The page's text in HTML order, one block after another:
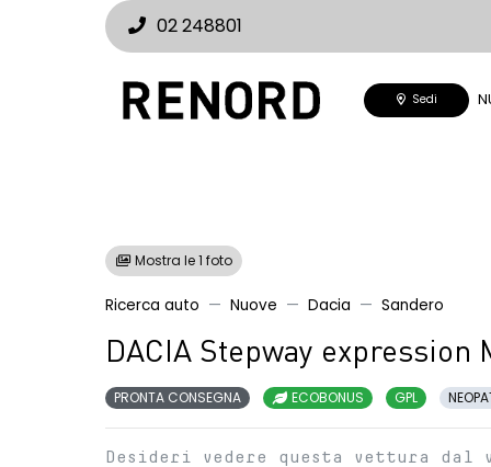
02 248801
Sedi
Mostra le 1 foto
Ricerca auto Nuove Dacia Sandero
DACIA Stepway expression
PRONTA CONSEGNA ECOBONUS GPL
Desideri vedere questa vettura dal